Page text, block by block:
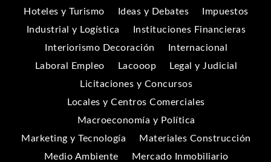
Hoteles y Turismo
Ideas y Debates
Impuestos
Industrial y Logística
Instituciones Financieras
Interiorismo Decoración
Internacional
Laboral Empleo
Lacooop
Legal y Judicial
Licitaciones y Concursos
Locales y Centros Comerciales
Macroeconomía y Política
Marketing y Tecnología
Materiales Construcción
Medio Ambiente
Mercado Inmobiliario